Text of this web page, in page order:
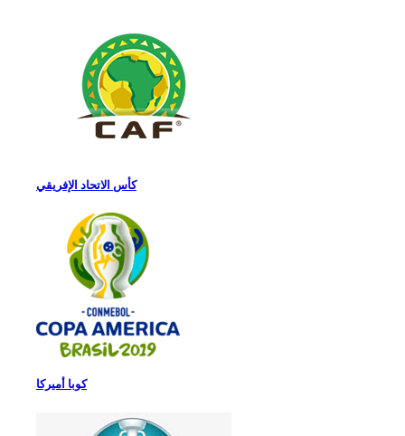
كأس الاتحاد الإفريقي
كوبا أميركا